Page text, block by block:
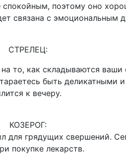
поэтому оно
связана с
СТРЕЛЕЦ:
то, как складываются
быть деликатными
к вечеру.
КОЗЕРОГ:
для грядущих свершений.
покупке лекарств.